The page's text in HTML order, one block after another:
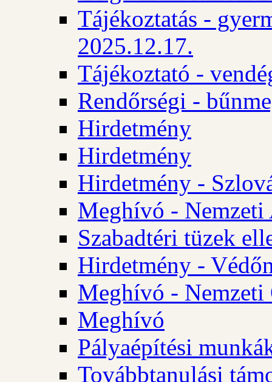
Tájékoztatás -
2025.12.17.
Tájékoztató -
Rendőrségi -
Hirdetmény
Hirdetmény
Hirdetmény -
Meghívó - Nemzeti
Szabadtéri tüzek
Hirdetmény -
Meghívó - Nemzeti
Meghívó
Pályaépítési
Továbbtanulási